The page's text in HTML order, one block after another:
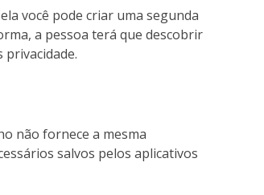
você pode criar uma segunda
a pessoa terá que descobrir
privacidade.
não fornece a mesma
salvos pelos aplicativos